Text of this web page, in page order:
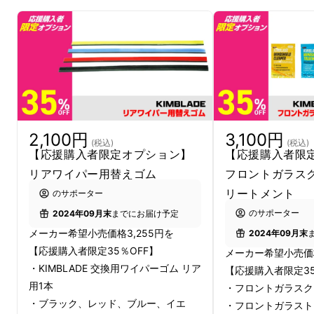
抗を考慮した低重心設計により、走行時に高い
密着性を発揮します。機能性のアップグレード
だけでなく、スポーティーなカーボン柄によ
り、存在感もプラスされました。
2,100円 (税込)
【応援購入者限定オプション】
リアワイパー用替えゴム
のサポーター
2024年09月末までにお届け予定
メーカー希望小売価格3,255円を
【応援購入者限定35％OFF】
・KIMBLADE 交換用ワイパーゴム リア
用1本
・ブラック、レッド、ブルー、イエ
3,100円 (税込)
【応援購入者
フロントガラス
リートメント
のサポーター
2024年09月末
メーカー希望小売
【応援購入者限定
・フロントガラス
・フロントガラス